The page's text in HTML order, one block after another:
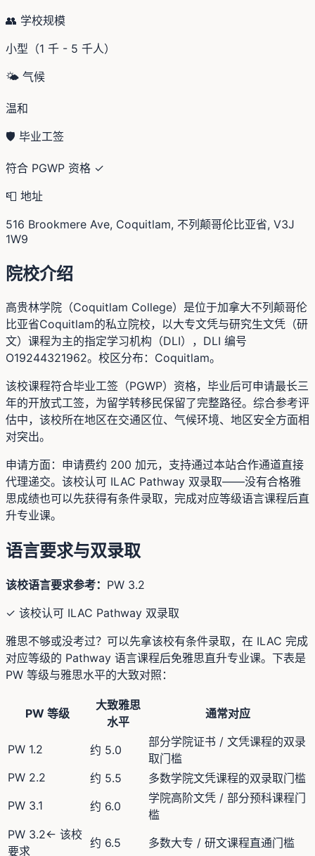
👥 学校规模
小型（1 千 - 5 千人）
🌤️ 气候
温和
🛡️ 毕业工签
符合 PGWP 资格 ✓
📮 地址
516 Brookmere Ave, Coquitlam, 不列颠哥伦比亚省, V3J
1W9
院校介绍
高贵林学院（Coquitlam College）是位于加拿大不列颠哥伦
比亚省Coquitlam的私立院校，以大专文凭与研究生文凭（研
文）课程为主的指定学习机构（DLI），DLI 编号
O19244321962。校区分布：Coquitlam。
该校课程符合毕业工签（PGWP）资格，毕业后可申请最长三
年的开放式工签，为留学转移民保留了完整路径。综合参考评
估中，该校所在地区在交通区位、气候环境、地区安全方面相
对突出。
申请方面：申请费约 200 加元，支持通过本站合作通道直接
代理递交。该校认可 ILAC Pathway 双录取——没有合格雅
思成绩也可以先获得有条件录取，完成对应等级语言课程后直
升专业课。
语言要求与双录取
该校语言要求参考： PW 3.2
✓ 该校认可 ILAC Pathway 双录取
雅思不够或没考过？可以先拿该校有条件录取，在 ILAC 完成
对应等级的 Pathway 语言课程后免雅思直升专业课。下表是
PW 等级与雅思水平的大致对照：
PW 等级
大致雅思
水平
通常对应
PW 1.2 约 5.0
部分学院证书 / 文凭课程的双录
取门槛
PW 2.2
约 5.5
多数学院文凭课程的双录取门槛
PW 3.1
约 6.0
学院高阶文凭 / 部分预科课程门
槛
PW 3.2← 该校
要求
约 6.5 多数大专 / 研文课程直通门槛